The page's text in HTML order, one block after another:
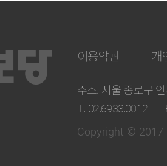
이용약관 개
주소. 서울 종로구
T. 02.6933.0012
Copyright © 2017